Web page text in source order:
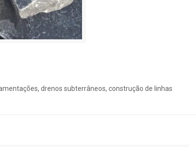
drenos subterrâneos, construção de linhas